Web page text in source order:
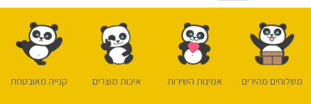
משלוחים מהירים אמינות השירות איכות מוצרים קנייה מאובטחת